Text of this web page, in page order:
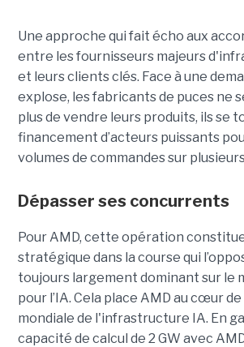
Une approche qui fait écho aux
entre les fournisseurs majeurs
et leurs clients clés. Face à une
explose, les fabricants de puces ne
plus de vendre leurs produits, ils se
financement d’acteurs puissants
volumes de commandes sur
Dépasser ses concurrents
Pour AMD, cette opération
stratégique dans la course qui
toujours largement dominant sur le
pour l’IA. Cela place AMD au cœur
mondiale de l'infrastructure IA. En
capacité de calcul de 2 GW avec